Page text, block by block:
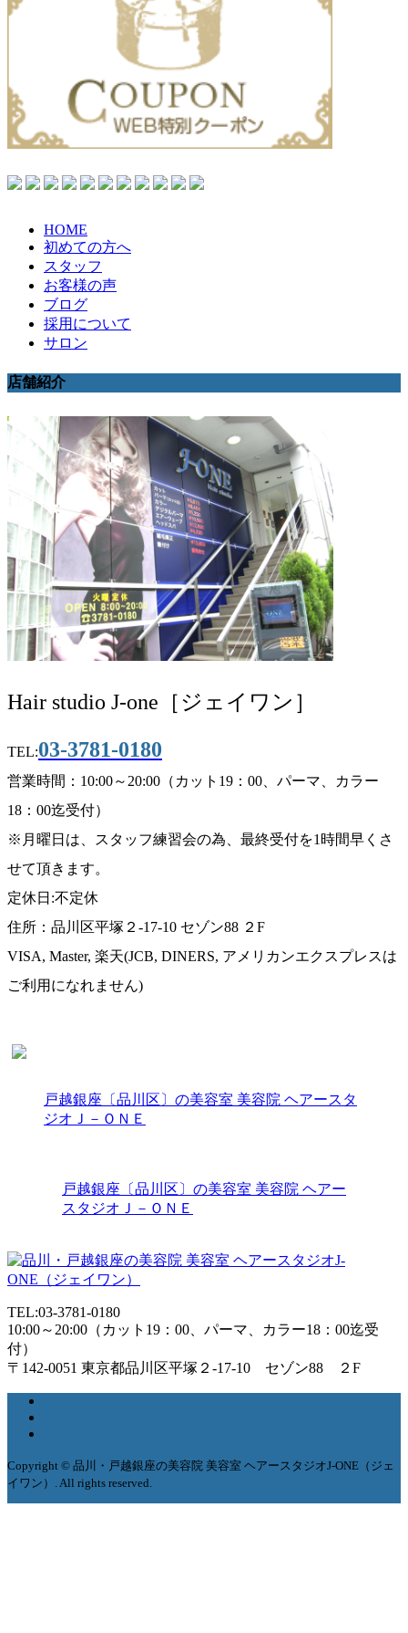
HOME
初めての方へ
スタッフ
お客様の声
ブログ
採用について
サロン
店舗紹介
Hair studio J-one［ジェイワン］
TEL:03-3781-0180
営業時間：10:00～20:00（カット19：00、パーマ、カラー
18：00迄受付）
※月曜日は、スタッフ練習会の為、最終受付を1時間早くさ
せて頂きます。
定休日:不定休
住所：品川区平塚２-17-10 セゾン88 ２F
VISA, Master, 楽天(JCB, DINERS, アメリカンエクスプレスは
ご利用になれません)
戸越銀座〔品川区〕の美容室 美容院 ヘアースタ
ジオＪ－ＯＮＥ
戸越銀座〔品川区〕の美容室 美容院 ヘアー
スタジオＪ－ＯＮＥ
TEL:03-3781-0180
10:00～20:00（カット19：00、パーマ、カラー18：00迄受
付）
〒142-0051 東京都品川区平塚２-17-10 セゾン88 ２F
Copyright © 品川・戸越銀座の美容院 美容室 ヘアースタジオJ-ONE（ジェ
イワン）. All rights reserved.